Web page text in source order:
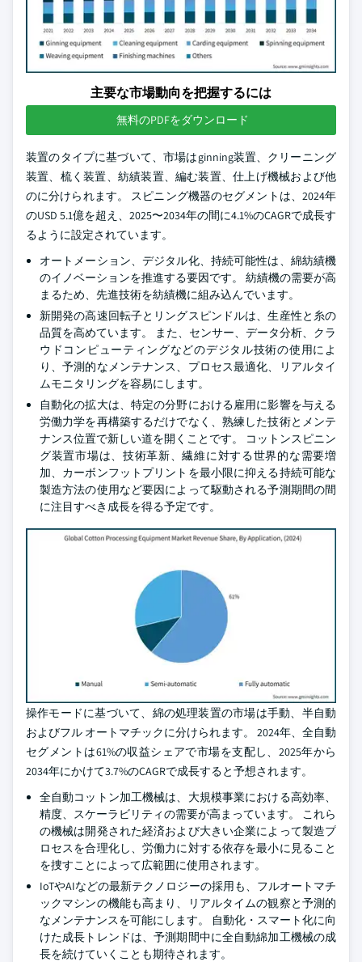
主要な市場動向を把握するには
無料のPDFをダウンロード
装置のタイプに基づいて、市場はginning装置、クリーニング
装置、梳く装置、紡績装置、編む装置、仕上げ機械および他
のに分けられます。 スピニング機器のセグメントは、2024年
のUSD 5.1億を超え、2025〜2034年の間に4.1%のCAGRで成長す
るように設定されています。
オートメーション、デジタル化、持続可能性は、綿紡績機
のイノベーションを推進する要因です。 紡績機の需要が高
まるため、先進技術を紡績機に組み込んでいます。
新開発の高速回転子とリングスピンドルは、生産性と糸の
品質を高めています。 また、センサー、データ分析、クラ
ウドコンピューティングなどのデジタル技術の使用によ
り、予測的なメンテナンス、プロセス最適化、リアルタイ
ムモニタリングを容易にします。
自動化の拡大は、特定の分野における雇用に影響を与える
労働力学を再構築するだけでなく、熟練した技術とメンテ
ナンス位置で新しい道を開くことです。 コットンスピニン
グ装置市場は、技術革新、繊維に対する世界的な需要増
加、カーボンフットプリントを最小限に抑える持続可能な
製造方法の使用など要因によって駆動される予測期間の間
に注目すべき成長を得る予定です。
操作モードに基づいて、綿の処理装置の市場は手動、半自動
およびフル オートマチックに分けられます。 2024年、全自動
セグメントは61%の収益シェアで市場を支配し、2025年から
2034年にかけて3.7%のCAGRで成長すると予想されます。
全自動コットン加工機械は、大規模事業における高効率、
精度、スケーラビリティの需要が高まっています。 これら
の機械は開発された経済および大きい企業によって製造プ
ロセスを合理化し、労働力に対する依存を最小に見ること
を捜すことによって広範囲に使用されます。
IoTやAIなどの最新テクノロジーの採用も、フルオートマチ
ックマシンの機能も高まり、リアルタイムの観察と予測的
なメンテナンスを可能にします。 自動化・スマート化に向
けた成長トレンドは、予測期間中に全自動綿加工機械の成
長を続けていくことも期待されます。